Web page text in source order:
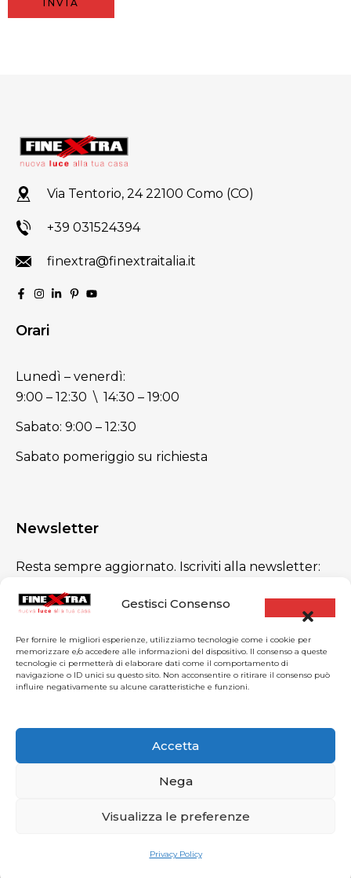
Gestisci Consenso
Per fornire le migliori esperienze, utilizziamo tecnologie come i cookie per
memorizzare e/o accedere alle informazioni del dispositivo. Il consenso a queste
tecnologie ci permetterà di elaborare dati come il comportamento di
navigazione o ID unici su questo sito. Non acconsentire o ritirare il consenso può
influire negativamente su alcune caratteristiche e funzioni.
Accetta
Nega
Visualizza le preferenze
Privacy Policy
Via Tentorio, 24 22100 Como (CO)
+39 031524394
finextra@finextraitalia.it
Orari
Lunedì – venerdì:
9:00 – 12:30 \ 14:30 – 19:00
Sabato: 9:00 – 12:30
Sabato pomeriggio su richiesta
Newsletter
Resta sempre aggiornato. Iscriviti alla newsletter: